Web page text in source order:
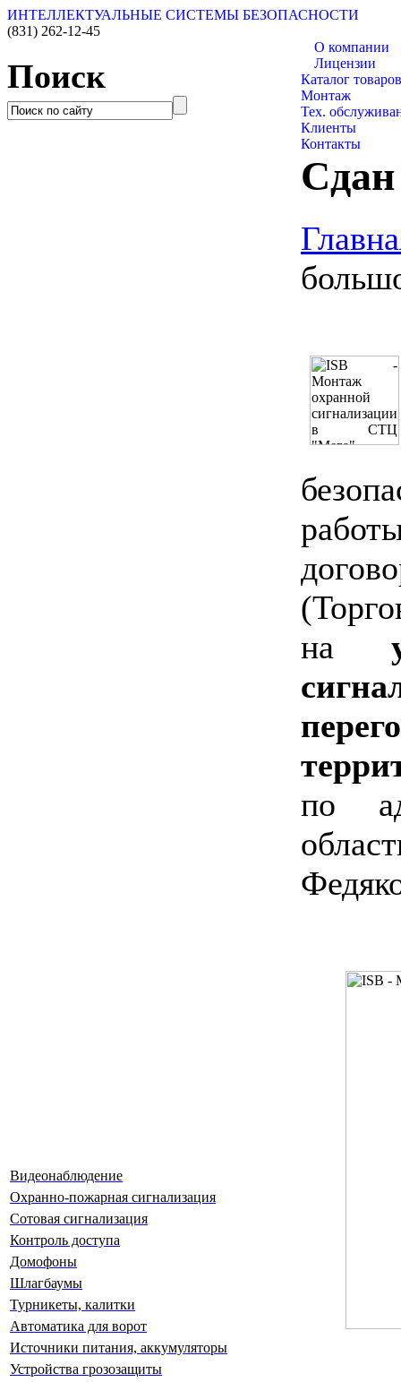
ИНТЕЛЛЕКТУАЛЬНЫЕ СИСТЕМЫ БЕЗОПАСНОСТИ
(831) 262-12-45
Поиск
О компании
Лицензии
Каталог товаров
Монтаж
Тех.
Клиенты
Контакты
Видеонаблюдение
Охранно-пожарная сигнализация
Сотовая сигнализация
Контроль доступа
Домофоны
Шлагбаумы
Турникеты, калитки
Автоматика для ворот
Источники питания, аккумуляторы
Устройства грозозащиты
на
по